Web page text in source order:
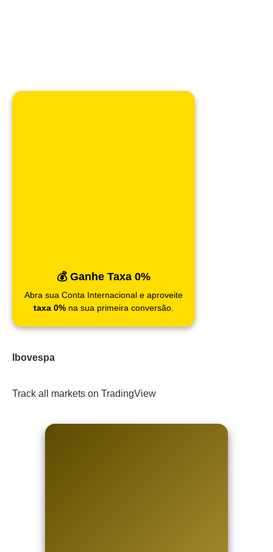
💰 Ganhe Taxa 0%
Abra sua Conta Internacional e aproveite
taxa 0% na sua primeira conversão.
Ibovespa
Track all markets on TradingView